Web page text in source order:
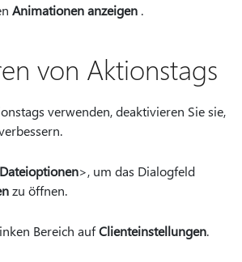
Animationen anzeigen .
von Aktionstags
verwenden, deaktivieren Sie sie,
Dateioptionen>, um das Dialogfeld
zu öffnen.
Bereich aufClienteinstellungen.